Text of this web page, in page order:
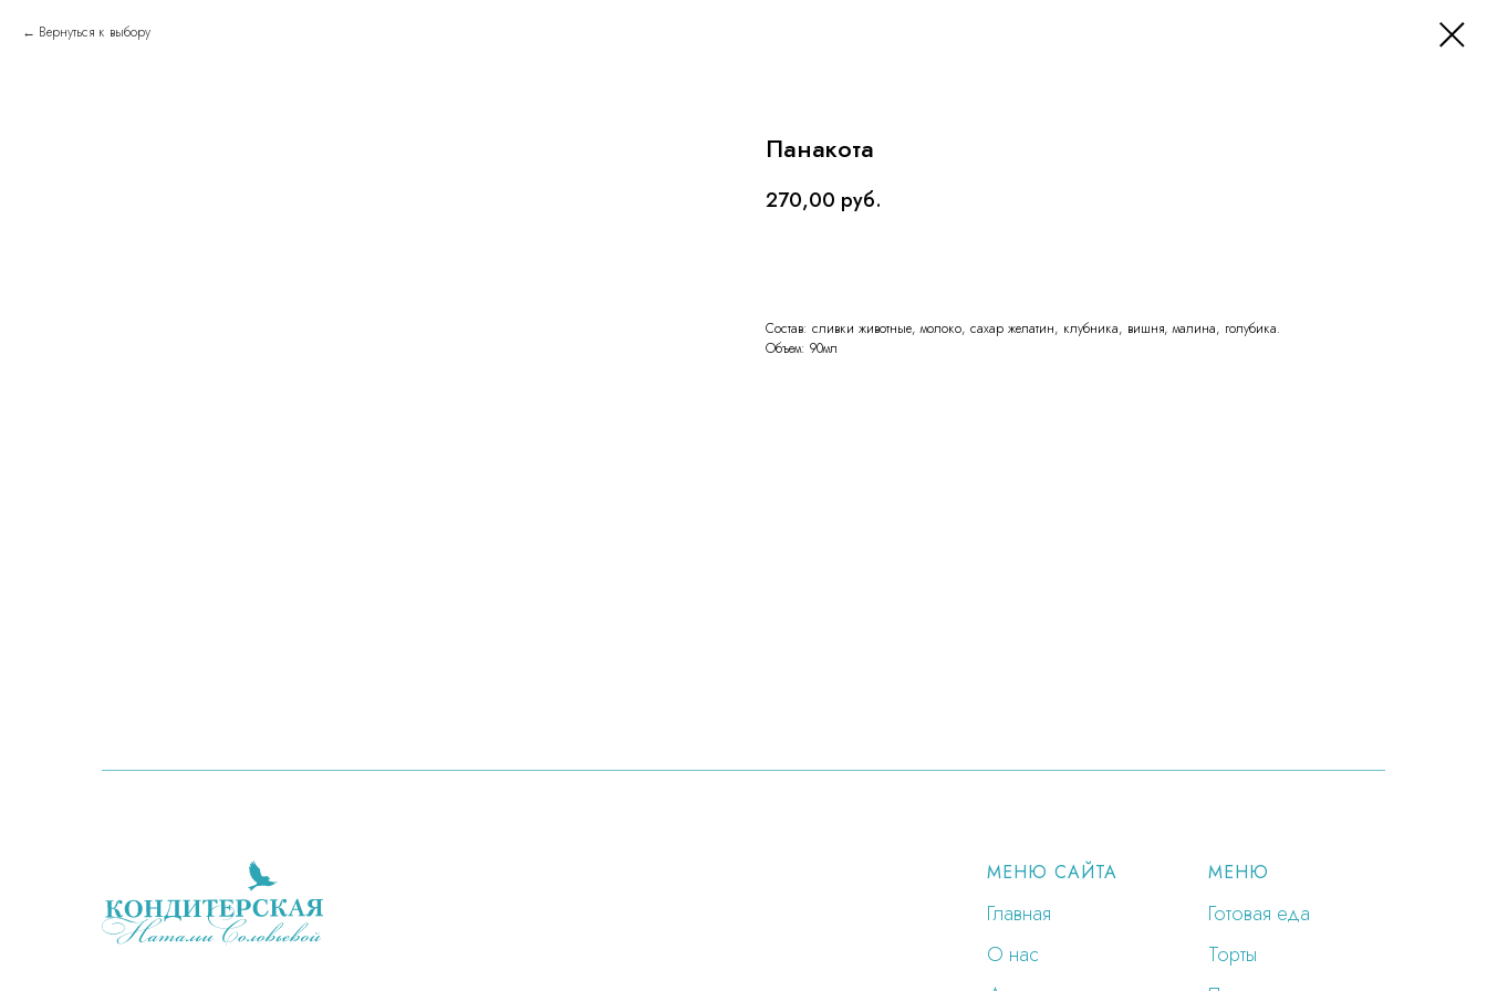
Вернуться к выбору
Панакота
270,00 руб.
Состав: сливки животные, молоко, сахар желатин, клубника, вишня, малина, голубика.
Объем: 90мл
МЕНЮ САЙТА
Главная
О нас
МЕНЮ
Готовая еда
Торты